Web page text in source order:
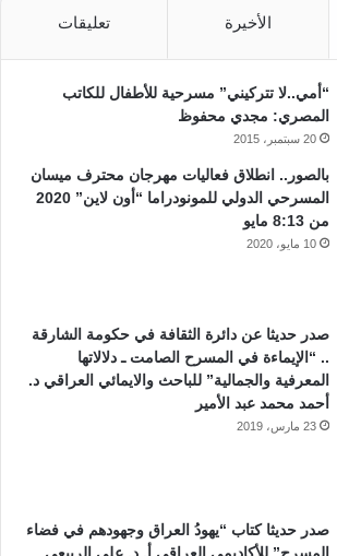
الأخيرة تعليقات
“أمي..لا تتركيني” مسرحية للأطفال للكاتب
المصري: مجدي محفوظ
20 سبتمبر، 2015
بالصور.. انطلاق فعاليات مهرجان محترف ميسان
المسرحي الدولي للمونودراما “أون لاين” 2020
من 8:13 مايو
10 مايو، 2020
صدر حديثا عن دائرة الثقافة في حكومة الشارقة
.. “الإيماءة في المسرح الصامت ـ دلالاتها
المعرفية والجمالية” للباحث والايمائي العراقي د.
أحمد محمد عبد الأمير
23 مارس، 2019
صدر حديثا كتاب “يهودُ العراق وجهودهم في فضاء